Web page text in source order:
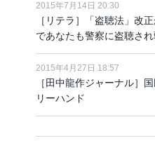
2015年7月14日 20:30
［リテラ］「盗聴法」改
であなたも警察に盗聴さ
2015年4月27日 18:57
［田中龍作ジャーナル］
リーハンド